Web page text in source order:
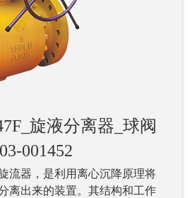
旋液分离器_球阀
001452
流器，是利用离心沉降原理将
离出来的装置。其结构和工作